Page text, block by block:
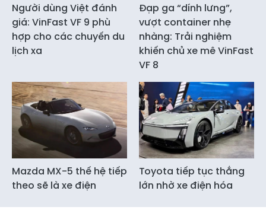
Người dùng Việt đánh
giá: VinFast VF 9 phù
hợp cho các chuyến du
lịch xa
Đạp ga “dính lưng”,
vượt container nhẹ
nhàng: Trải nghiệm
khiến chủ xe mê VinFast
VF 8
Mazda MX-5 thế hệ tiếp
theo sẽ là xe điện
Toyota tiếp tục thắng
lớn nhờ xe điện hóa